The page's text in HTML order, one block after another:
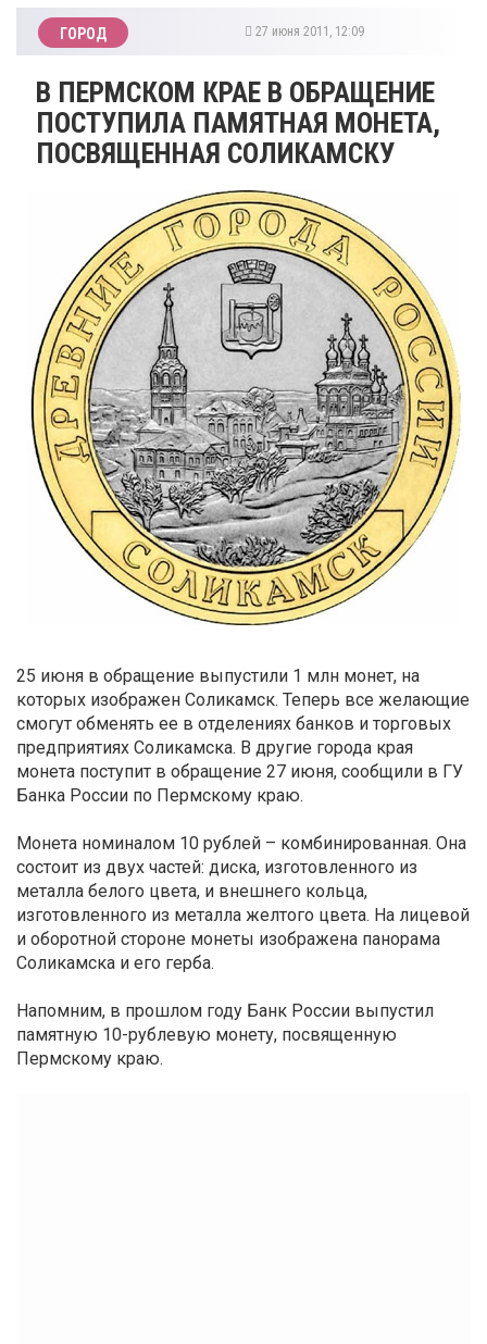
ГОРОД 27 июня 2011, 12:09
В ПЕРМСКОМ КРАЕ В ОБРАЩЕНИЕ
ПОСТУПИЛА ПАМЯТНАЯ МОНЕТА,
ПОСВЯЩЕННАЯ СОЛИКАМСКУ
25 июня в обращение выпустили 1 млн монет, на
которых изображен Соликамск. Теперь все желающие
смогут обменять ее в отделениях банков и торговых
предприятиях Соликамска. В другие города края
монета поступит в обращение 27 июня, сообщили в ГУ
Банка России по Пермскому краю.
Монета номиналом 10 рублей – комбинированная. Она
состоит из двух частей: диска, изготовленного из
металла белого цвета, и внешнего кольца,
изготовленного из металла желтого цвета. На лицевой
и оборотной стороне монеты изображена панорама
Соликамска и его герба.
Напомним, в прошлом году Банк России выпустил
памятную 10-рублевую монету, посвященную
Пермскому краю.